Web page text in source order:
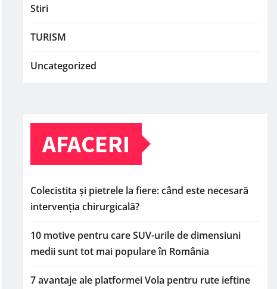
Stiri
TURISM
Uncategorized
AFACERI
Colecistita și pietrele la fiere: când este necesară
intervenția chirurgicală?
10 motive pentru care SUV-urile de dimensiuni
medii sunt tot mai populare în România
7 avantaje ale platformei Vola pentru rute ieftine